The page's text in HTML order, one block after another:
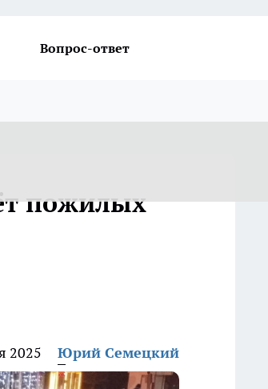
Вопрос-ответ
пожилых
2025 Юрий Семецкий